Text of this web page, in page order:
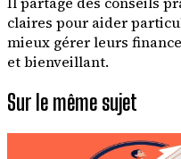
claires pour aider
mieux gérer leurs
et bienveillant.
Sur le même sujet